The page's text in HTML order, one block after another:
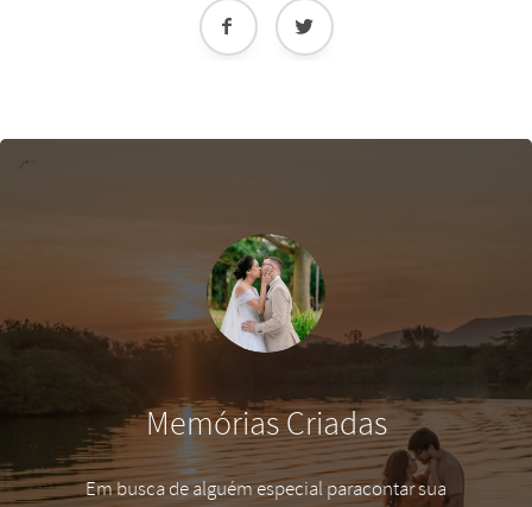
Memórias Criadas
Em busca de alguém especial paracontar sua